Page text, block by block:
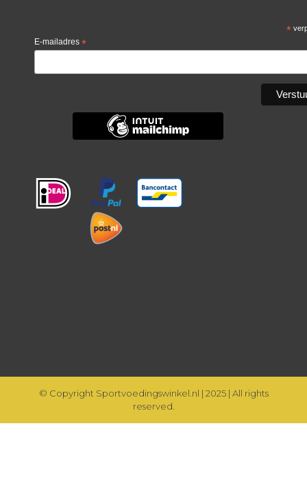
*
E-mailadres *
© Copyright Sportvoedingswinkel.nl | 2025 | All rights
reserved.